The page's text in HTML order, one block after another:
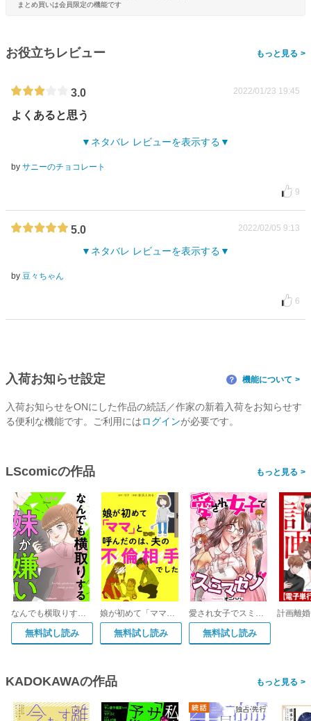
まとめ買いは会員限定の機能です
お役立ちレビュー >
3.0 2022/01/23 19:45
よくあると思う
ネタバレ レビューを表示する
by サニーのチョコレート
9
5.0 2022/02/05 9:13
ネタバレ レビューを表示する
by 豆々ちゃん
6
入荷お知らせ設定 ？ 機能について
入荷お知らせをONにした作品の続話／作家の新着入荷をお知らせす
る便利な機能です。ご利用にはログインが必要です。
LScomicの作品 >
なんでも横取りする妹が嫌い
無料試し読み
娘が初めて「ママ」と呼んだのは、夫の不倫相手でした
無料試し読み
愛され女子でスミマセン
無料試し読み
KADOKAWAの作品 >